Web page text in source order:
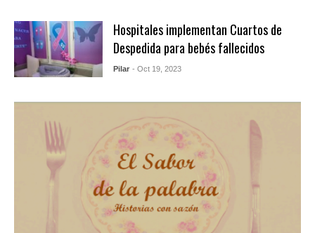
Hospitales implementan Cuartos de
Despedida para bebés fallecidos
Pilar - Oct 19, 2023